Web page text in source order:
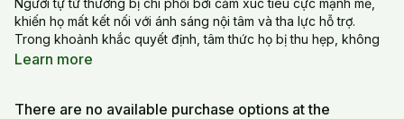
Người tự tử thường bị chi phối bởi cảm xúc tiêu cực mạnh mẽ,
khiến họ mất kết nối với ánh sáng nội tâm và tha lực hỗ trợ.
Trong khoảnh khắc quyết định, tâm thức họ bị thu hẹp, không
còn thấy được giải pháp hay hy vọng. Hành động tự tử không
vòng luân hồi đau đớn nếu không có sự trợ giúp từ người thân
Learn more
There are no available purchase options at the